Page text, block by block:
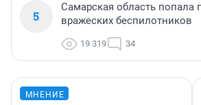
5
Самарская область попала
вражеских беспилотников
19 319 34
МНЕНИЕ